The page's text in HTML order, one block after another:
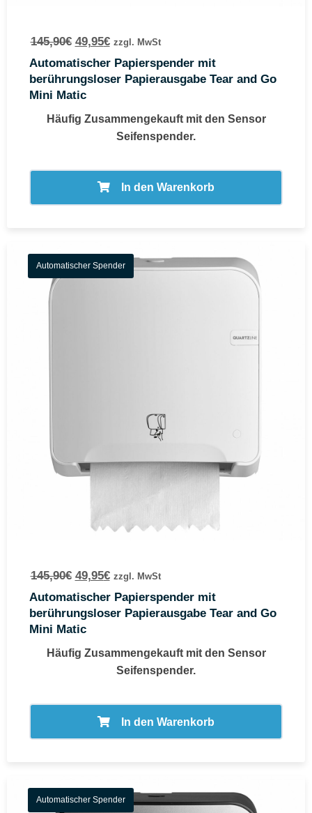
145,90€ 49,95€ zzgl. MwSt
Automatischer Papierspender mit
berührungsloser Papierausgabe Tear and Go
Mini Matic
Häufig Zusammengekauft mit den Sensor
Seifenspender.
In den Warenkorb
Automatischer Spender
145,90€ 49,95€ zzgl. MwSt
Automatischer Papierspender mit
berührungsloser Papierausgabe Tear and Go
Mini Matic
Häufig Zusammengekauft mit den Sensor
Seifenspender.
In den Warenkorb
Automatischer Spender